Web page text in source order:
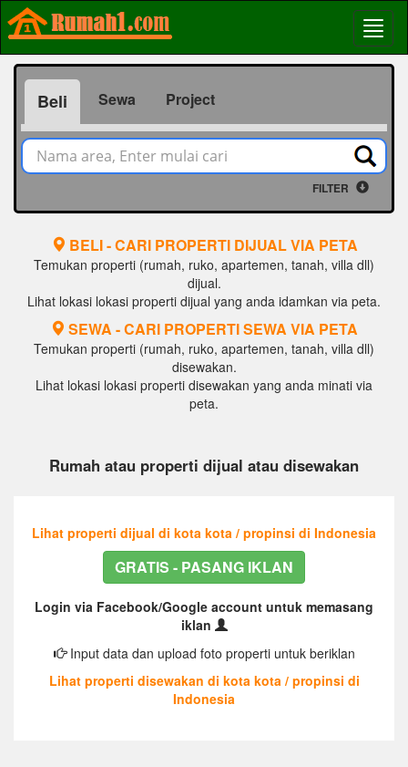
Beli Sewa Project
FILTER
BELI - CARI PROPERTI DIJUAL VIA PETA
Temukan properti (rumah, ruko, apartemen, tanah, villa dll)
dijual.
Lihat lokasi lokasi properti dijual yang anda idamkan via peta.
SEWA - CARI PROPERTI SEWA VIA PETA
Temukan properti (rumah, ruko, apartemen, tanah, villa dll)
disewakan.
Lihat lokasi lokasi properti disewakan yang anda minati via
peta.
Rumah atau properti dijual atau disewakan
Lihat properti dijual di kota kota / propinsi di Indonesia
GRATIS - PASANG IKLAN
Login via Facebook/Google account untuk memasang
iklan
Input data dan upload foto properti untuk beriklan
Lihat properti disewakan di kota kota / propinsi di
Indonesia